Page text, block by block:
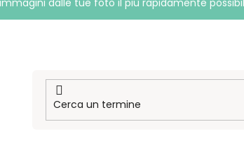
dalle tue foto il più rapidamente